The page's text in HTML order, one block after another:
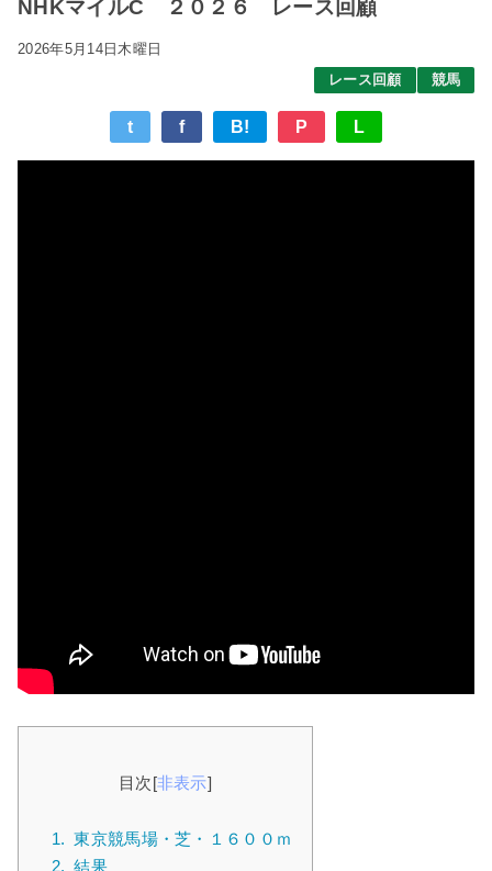
NHKマイルC ２０２６ レース回顧
2026年5月14日木曜日
レース回顧
競馬
t f B! P L
目次[非表示]
1. 東京競馬場・芝・１６００ｍ
2. 結果